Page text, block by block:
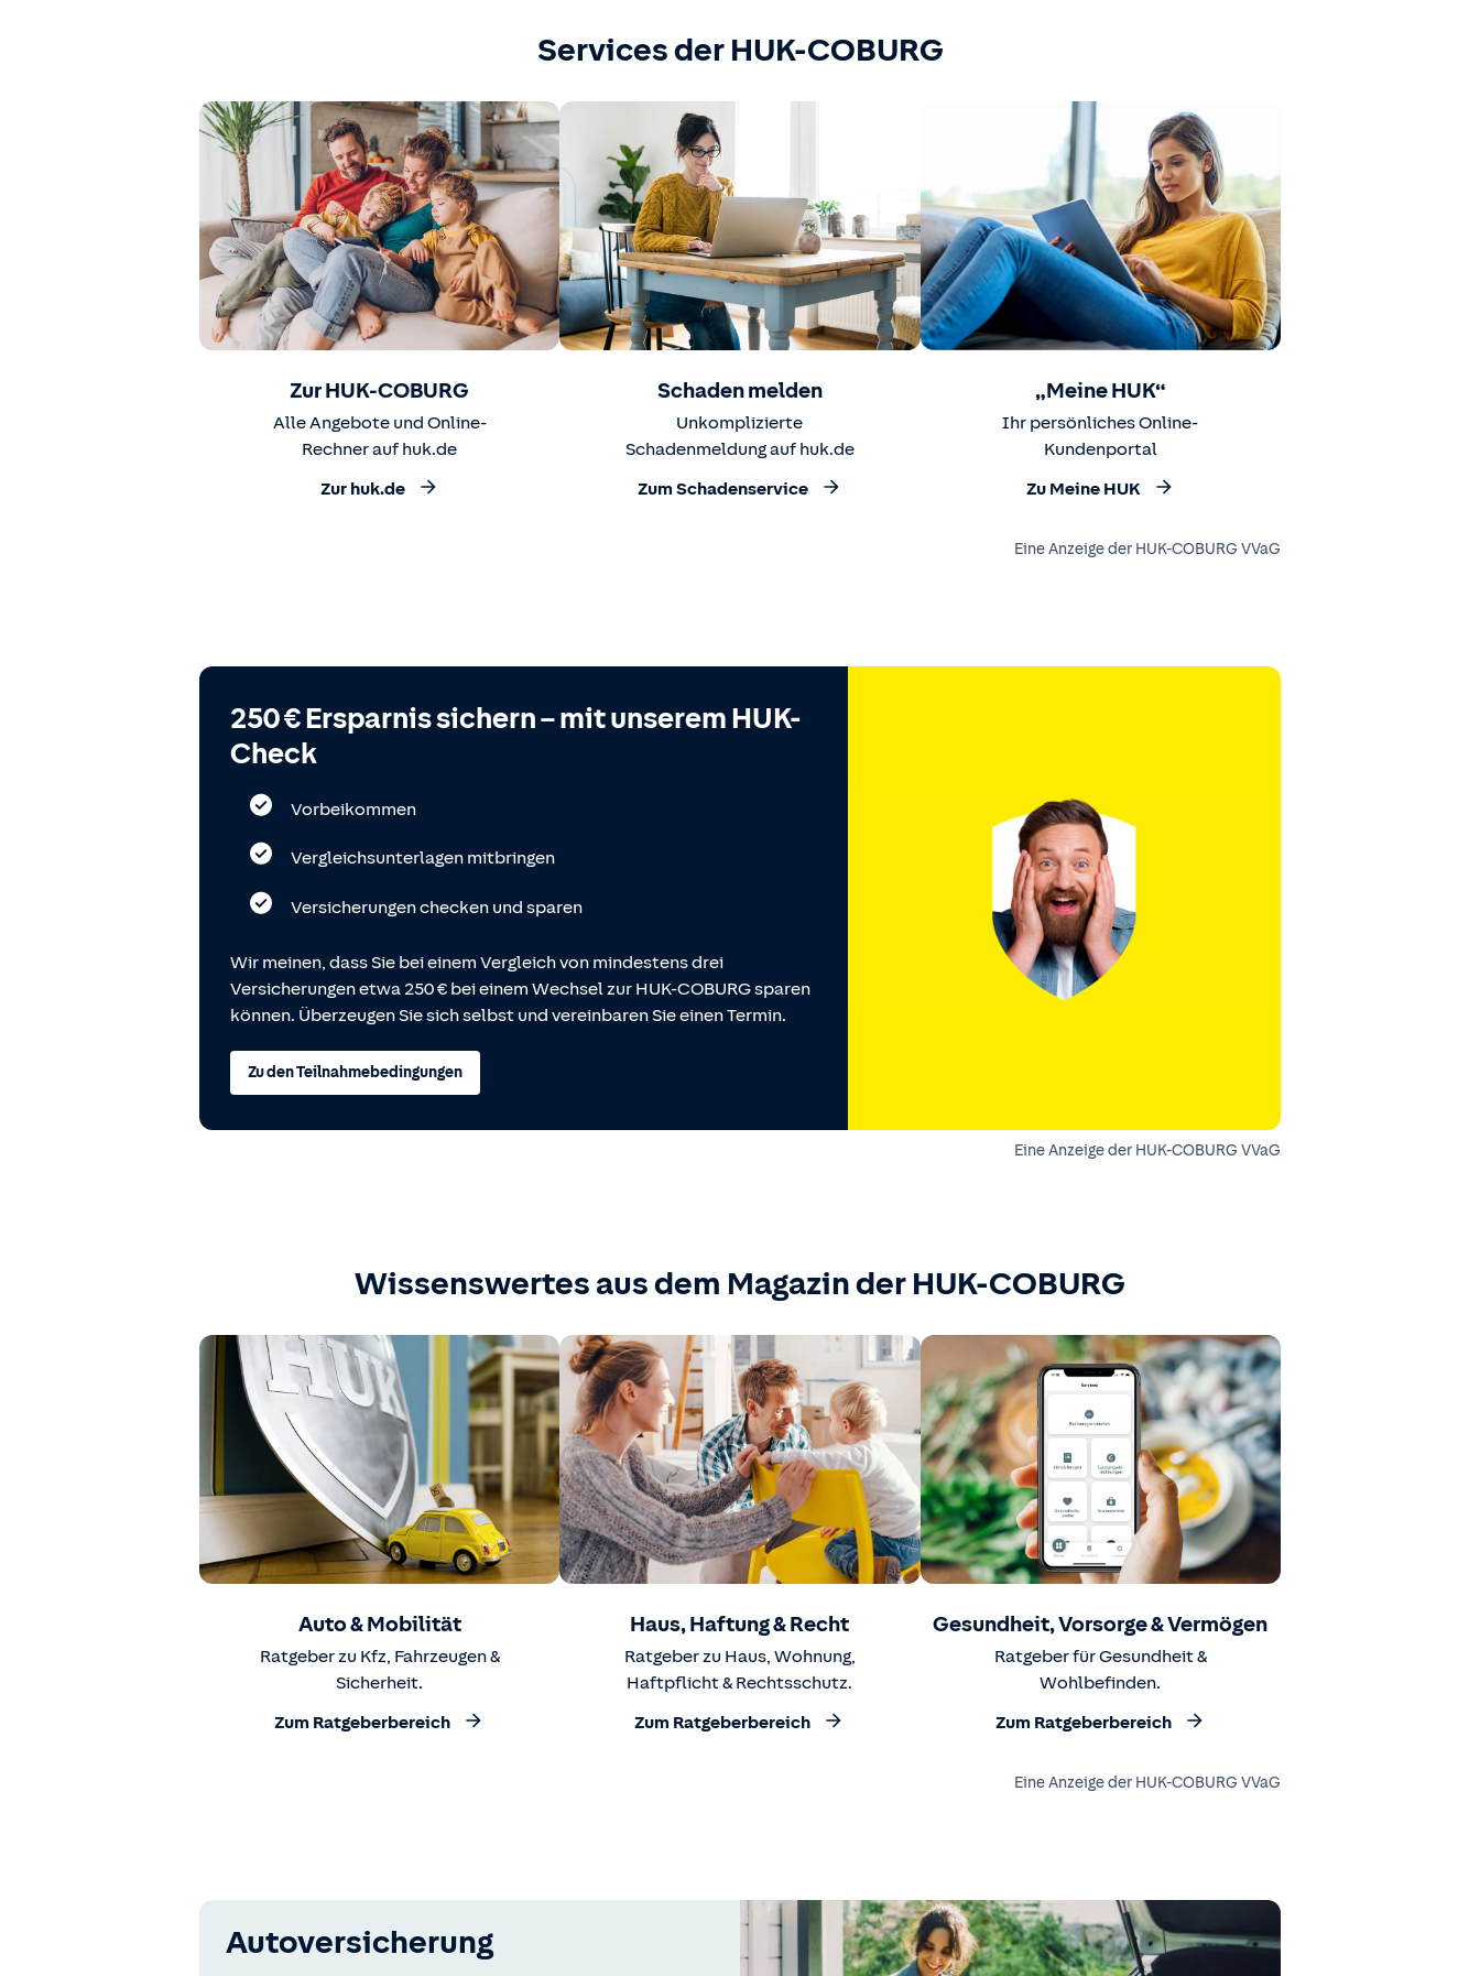
Services der HUK-COBURG
Zur HUK-COBURG
Alle Angebote und Online-
Rechner auf huk.de
Zur huk.de
Schaden melden
Unkomplizierte
Schadenmeldung auf huk.de
Zum Schadenservice
„Meine HUK“
Ihr persönliches Online-
Kundenportal
Zu Meine HUK
Eine Anzeige der HUK-COBURG VVaG
250 € Ersparnis sichern – mit unserem HUK-
Check
Vorbeikommen
Vergleichsunterlagen mitbringen
Versicherungen checken und sparen
Wir meinen, dass Sie bei einem Vergleich von mindestens drei
Versicherungen etwa 250 € bei einem Wechsel zur HUK-COBURG sparen
können. Überzeugen Sie sich selbst und vereinbaren Sie einen Termin.
Zu den Teilnahmebedingungen
Eine Anzeige der HUK-COBURG VVaG
Wissenswertes aus dem Magazin der HUK-COBURG
Auto & Mobilität
Ratgeber zu Kfz, Fahrzeugen &
Sicherheit.
Zum Ratgeberbereich
Haus, Haftung & Recht
Ratgeber zu Haus, Wohnung,
Haftpflicht & Rechtsschutz.
Zum Ratgeberbereich
Gesundheit, Vorsorge & Vermögen
Ratgeber für Gesundheit &
Wohlbefinden.
Zum Ratgeberbereich
Eine Anzeige der HUK-COBURG VVaG
Autoversicherung